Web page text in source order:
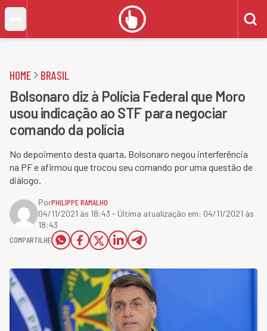
HOME BRASIL
Bolsonaro diz à Polícia Federal que Moro
usou indicação ao STF para negociar
comando da polícia
No depoimento desta quarta, Bolsonaro negou interferência
na PF e afirmou que trocou seu comando por uma questão de
diálogo.
PorPHILIPPE RAMALHO
04/11/2021 às 18:43 - Última atualização em: 04/11/2021 às
18:43
COMPARTILHE